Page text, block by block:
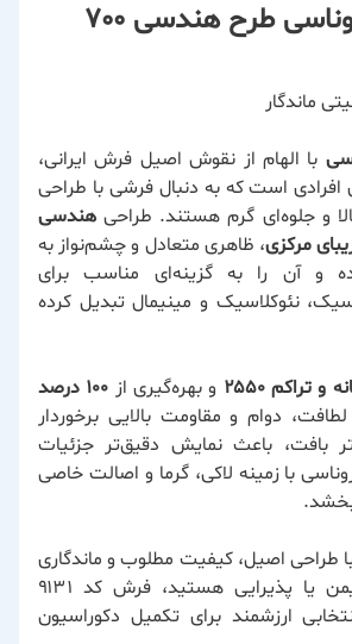
خرید فرش روناسی طرح هندسی 700
ماندگار
با الهام از نقوش اصیل فرش ایرانی،
افرادی است که به دنبال فرشی با طراحی
و جلوه‌ای گرم هستند. طراحی هندسی
مرکزی، ظاهری متعادل و چشم‌نواز به
و آن را به گزینه‌ای مناسب برای
نئوکلاسیک و مینیمال تبدیل کرده
و بهره‌گیری از
۱۰۰ درصد
لطافت، دوام و مقاومت بالایی برخوردار
بافت، باعث نمایش دقیق‌تر جزئیات
با زمینه لاکی، گرما و اصالت خاصی
طراحی اصیل، کیفیت مطلوب و ماندگاری
بالا برای اتاق نشیمن یا پذیرایی هستید، فرش کد ۹۱۳۱
ارزشمند برای تکمیل دکوراسیون